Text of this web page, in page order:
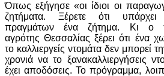
Όπως εξήγησε «οι ίδιοι οι
ζητήματα. Ξέρετε ότι
πραγμάτων ένα ζήτημα. Κι ο
αγρότης Θεσσαλίας ξέρει ότι ένα
το καλλιεργείς ντομάτα δεν μπορεί
χρονιά να το ξανακαλλιεργήσεις
έχει αποδόσεις. Το πρόγραμμα,